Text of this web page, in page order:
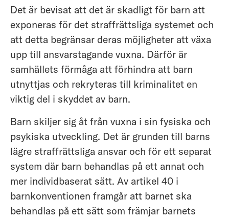
Det är bevisat att det är skadligt för barn att
exponeras för det straffrättsliga systemet och
att detta begränsar deras möjligheter att växa
upp till ansvarstagande vuxna. Därför är
samhällets förmåga att förhindra att barn
utnyttjas och rekryteras till kriminalitet en
viktig del i skyddet av barn.
Barn skiljer sig åt från vuxna i sin fysiska och
psykiska utveckling. Det är grunden till barns
lägre straffrättsliga ansvar och för ett separat
system där barn behandlas på ett annat och
mer individbaserat sätt. Av artikel 40 i
barnkonventionen framgår att barnet ska
behandlas på ett sätt som främjar barnets